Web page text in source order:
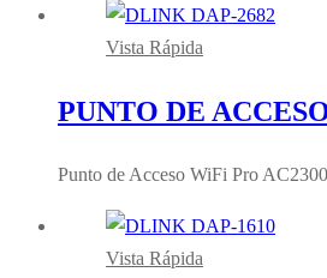
Vista Rápida
PUNTO DE
Punto de Acceso WiFi Pro
Vista Rápida